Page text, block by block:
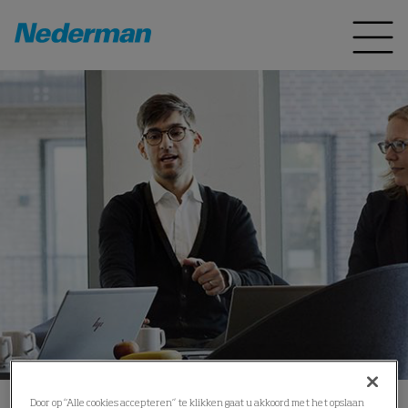
Door op “Alle cookies accepteren” te klikken gaat u akkoord met het opslaan